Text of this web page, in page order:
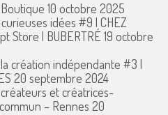
Boutique 10 octobre 2025
idées #9 | CHEZ
Store | BUBERTRÉ 19 octobre
création indépendante #3 |
20 septembre 2024
et créatrices-
– Rennes 20